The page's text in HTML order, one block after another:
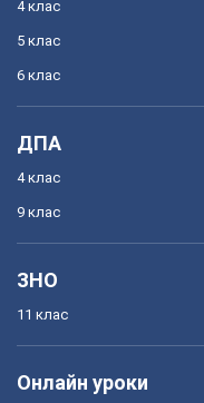
4 клас
5 клас
6 клас
ДПА
4 клас
9 клас
ЗНО
11 клас
Онлайн уроки